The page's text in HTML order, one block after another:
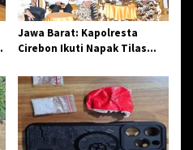
Jawa Barat: Kapolresta
Cirebon Ikuti Napak Tilas
Sinergi dan Pelestarian
Sejarah